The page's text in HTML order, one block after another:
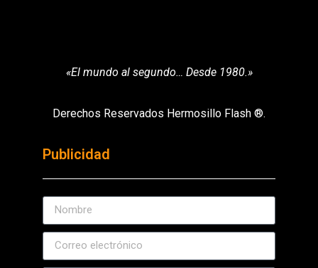
«El mundo al segundo… Desde 1980.»
Derechos Reservados Hermosillo Flash ®.
Publicidad